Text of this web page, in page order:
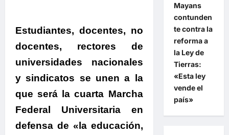
Estudiantes, docentes, no
docentes, rectores de
universidades nacionales
y sindicatos se unen a la
que será la cuarta Marcha
Federal Universitaria en
defensa de «la educación,
Mayans
contunden
te contra la
reforma a
la Ley de
Tierras:
«Esta ley
vende el
país»